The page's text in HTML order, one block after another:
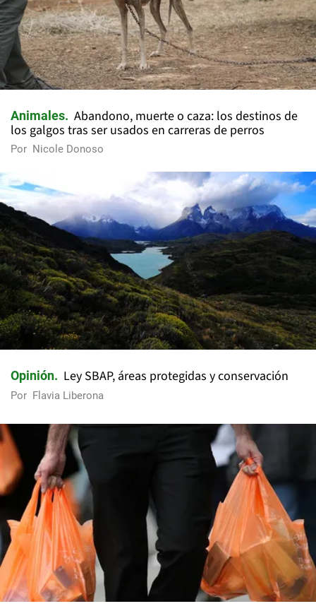
Animales
Abandono, muerte o caza: los destinos de
los galgos tras ser usados en carreras de perros
Por Nicole Donoso
Opinión Ley SBAP, áreas protegidas y conservación
Por Flavia Liberona